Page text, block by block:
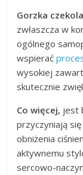
Gorzka
zwłaszcza w
ogólnego
wspierać
wysokiej
skutecznie
Co więcej, jest
przyczyniają
obniżenia
aktywnemu
sercowo-